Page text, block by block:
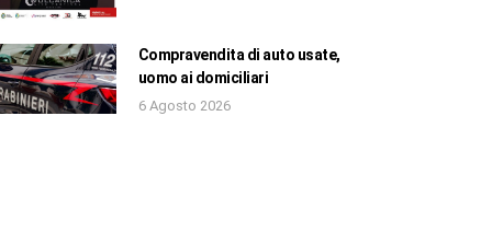
Compravendita di auto usate,
uomo ai domiciliari
6 Agosto 2026